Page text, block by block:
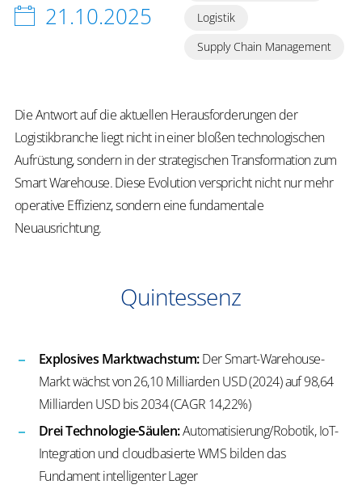
21.10.2025
Logistik
Supply Chain Management
Die Antwort auf die aktuellen Herausforderungen der
Logistikbranche liegt nicht in einer bloßen technologischen
Aufrüstung, sondern in der strategischen Transformation zum
Smart Warehouse. Diese Evolution verspricht nicht nur mehr
operative Effizienz, sondern eine fundamentale
Neuausrichtung.
Quintessenz
Explosives Marktwachstum:Der Smart-Warehouse-
Markt wächst von 26,10 Milliarden USD (2024) auf 98,64
Milliarden USD bis 2034 (CAGR 14,22%)
Drei Technologie-Säulen:Automatisierung/Robotik, IoT-
Integration und cloudbasierte WMS bilden das
Fundament intelligenter Lager